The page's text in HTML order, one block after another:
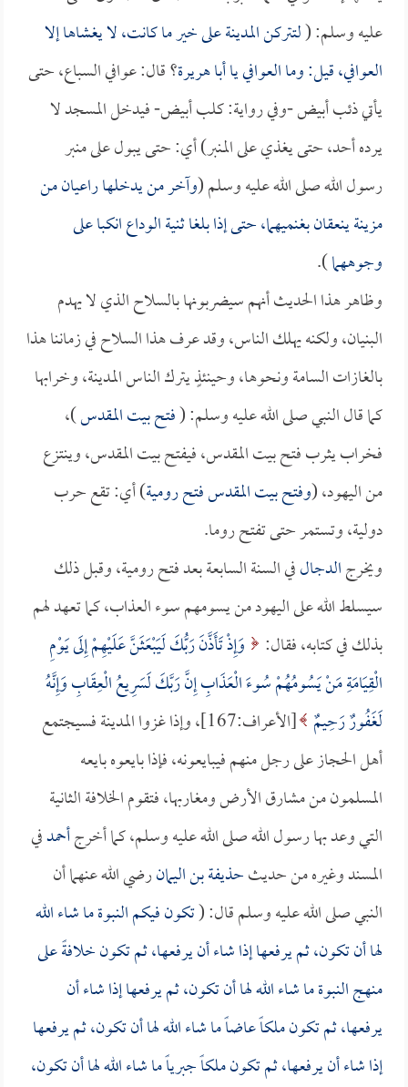
عليه وسلم: (لتتركن المدينة على خير ما كانت، لا يغشاها إلا
العوافي، قيل: وما العوافي ياأبا هريرة؟ قال: عوافي السباع، حتى
يأتي ذئب أبيض -وفي رواية: كلب أبيض- فيدخل المسجد لا
يرده أحد، حتى يغذي على المنبر) أي: حتى يبول على منبر
رسول الله صلى الله عليه وسلم (وآخر من يدخلها راعيان من
مزينة ينعقان بغنميهما، حتى إذا بلغا ثنية الوداع انكبا على
وجوههما).
وظاهر هذا الحديث أنهم سيضربونها بالسلاح الذي لا يهدم
البنيان، ولكنه يهلك الناس، وقد عرف هذا السلاح في زماننا هذا
بالغازات السامة ونحوها، وحينئذٍ يترك الناس المدينة، وخرابها
كما قال النبي صلى الله عليه وسلم: (فتح بيت المقدس)،
فخراب يثرب فتح بيت المقدس، فيفتح بيت المقدس، وينتزع
من اليهود، (وفتح بيت المقدس فتح رومية) أي: تقع حرب
دولية، وتستمر حتى تفتح روما.
ويخرجالدجالفي السنة السابعة بعد فتح رومية، وقبل ذلك
سيسلط الله على اليهود من يسومهم سوء العذاب، كما تعهد لهم
بذلك في كتابه، فقال:
وَإِذْ تَأَذَّنَ رَبُّكَ لَيَبْعَثَنَّ عَلَيْهِمْ إِلَى يَوْمِ
الْقِيَامَةِ مَنْ يَسُومُهُمْ سُوءَ الْعَذَابِ إِنَّ رَبَّكَ لَسَرِيعُ الْعِقَابِ وَإِنَّهُ
لَغَفُورٌ رَحِيمٌ
[الأعراف:167]، وإذا غزوا المدينة فسيجتمع
أهل الحجاز على رجل منهم فيبايعونه، فإذا بايعوه بايعه
المسلمون من مشارق الأرض ومغاربها، فتقوم الخلافة الثانية
التي وعد بها رسول الله صلى الله عليه وسلم، كما أخرجأحمدفي
المسند وغيره من حديثحذيفة بن اليمانرضي الله عنهما أن
النبي صلى الله عليه وسلم قال: (تكون فيكم النبوة ما شاء الله
لها أن تكون، ثم يرفعها إذا شاء أن يرفعها، ثم تكون خلافةً على
منهج النبوة ما شاء الله لها أن تكون، ثم يرفعها إذا شاء أن
يرفعها، ثم تكون ملكاً عاضاً ما شاء الله لها أن تكون، ثم يرفعها
إذا شاء أن يرفعها، ثم تكون ملكاً جبرياً ما شاء الله لها أن تكون،